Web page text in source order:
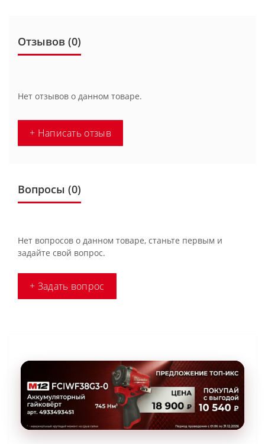
Отзывов (0)
Нет отзывов о данном товаре.
+ Написать отзыв
Вопросы (0)
Нет вопросов о данном товаре, станьте первым и
задайте свой вопрос.
+ Задать вопрос